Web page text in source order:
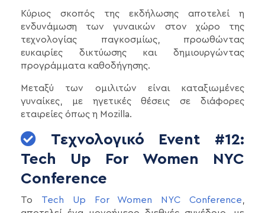
Κύριος σκοπός της εκδήλωσης αποτελεί η
ενδυνάμωση των γυναικών στον χώρο της
τεχνολογίας παγκοσμίως, προωθώντας
ευκαιρίες δικτύωσης και δημιουργώντας
προγράμματα καθοδήγησης.
Μεταξύ των ομιλιτών είναι καταξιωμένες
γυναίκες, με ηγετικές θέσεις σε διάφορες
εταιρείες όπως η Mozilla.
Τεχνολογικό Event #12:
Tech Up For Women NYC
Conference
Το Tech Up For Women NYC Conference,